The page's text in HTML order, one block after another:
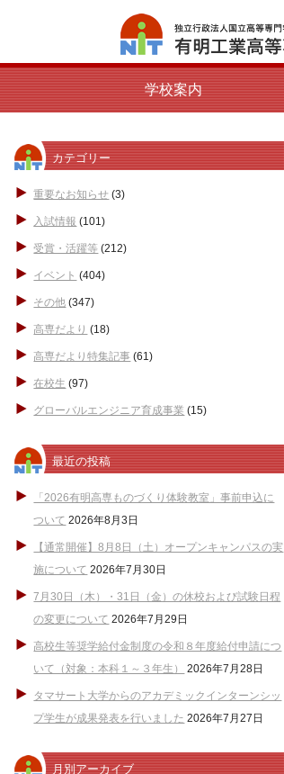
学校案内
カテゴリー
重要なお知らせ (3)
入試情報 (101)
受賞・活躍等 (212)
イベント (404)
その他 (347)
高専だより (18)
高専だより特集記事 (61)
在校生 (97)
グローバルエンジニア育成事業 (15)
最近の投稿
「2026有明高専ものづくり体験教室」事前申込に
ついて 2026年8月3日
【通常開催】8月8日（土）オープンキャンパスの実
施について 2026年7月30日
7月30日（木）・31日（金）の休校および試験日程
の変更について 2026年7月29日
高校生等奨学給付金制度の令和８年度給付申請につ
いて（対象：本科１～３年生）
2026年7月28日
タマサート大学からのアカデミックインターンシッ
プ学生が成果発表を行いました 2026年7月27日
月別アーカイブ